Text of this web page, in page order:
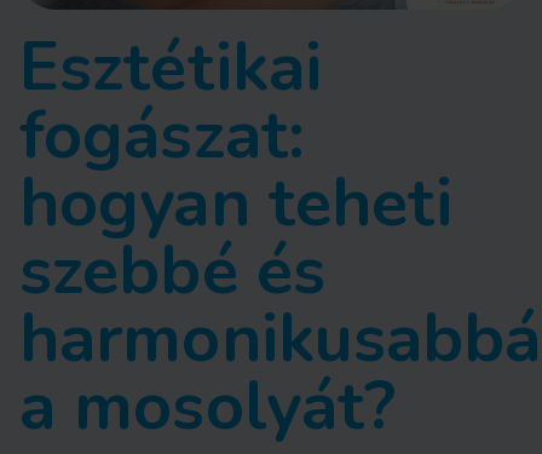
Esztétikai
fogászat:
hogyan teheti
szebbé és
harmonikusabbá
a mosolyát?